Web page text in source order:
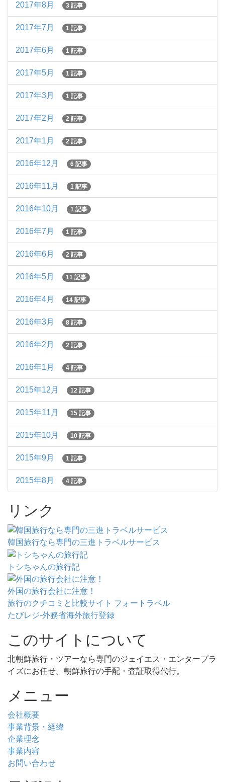
2017年8月 3 記事
2017年7月 1 記事
2017年6月 1 記事
2017年5月 1 記事
2017年3月 1 記事
2017年2月 2 記事
2017年1月 2 記事
2016年12月 6 記事
2016年11月 1 記事
2016年10月 1 記事
2016年7月 1 記事
2016年6月 2 記事
2016年5月 11 記事
2016年4月 14 記事
2016年3月 8 記事
2016年2月 2 記事
2016年1月 4 記事
2015年12月 12 記事
2015年11月 15 記事
2015年10月 10 記事
2015年9月 1 記事
2015年8月 4 記事
リンク
韓国旅行なら専門の三進トラベルサービス
トシちゃんの旅行記
外国の旅行会社に注意！
旅行のクチコミと比較サイト フォートラベル
たびレジ-外務省海外旅行登録
このサイトについて
北朝鮮旅行・ツアーなら専門のジェイエス・エンタープラ
イズにお任せ。朝鮮旅行の手配・査証取得代行。
メニュー
会社概要
事業背景・経緯
企業理念
事業内容
お問い合わせ